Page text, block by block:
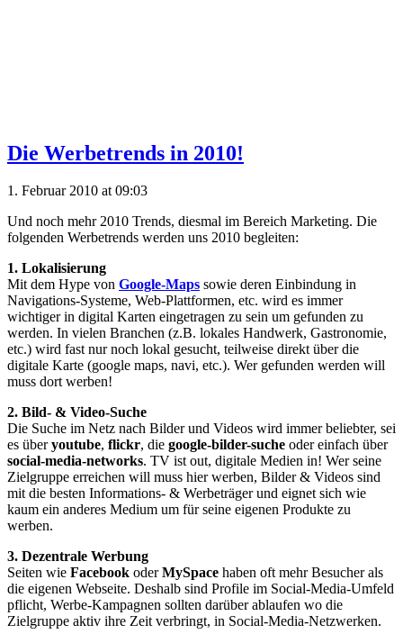
Die Werbetrends in 2010!
1. Februar 2010 at 09:03
Und noch mehr 2010 Trends, diesmal im Bereich Marketing. Die
folgenden Werbetrends werden uns 2010 begleiten:
1. Lokalisierung
Mit dem Hype von Google-Maps sowie deren Einbindung in
Navigations-Systeme, Web-Plattformen, etc. wird es immer
wichtiger in digital Karten eingetragen zu sein um gefunden zu
werden. In vielen Branchen (z.B. lokales Handwerk, Gastronomie,
etc.) wird fast nur noch lokal gesucht, teilweise direkt über die
digitale Karte (google maps, navi, etc.). Wer gefunden werden will
muss dort werben!
2. Bild- & Video-Suche
Die Suche im Netz nach Bilder und Videos wird immer beliebter, sei
es überyoutube, flickr, die google-bilder-suche oder einfach über
social-media-networks. TV ist out, digitale Medien in! Wer seine
Zielgruppe erreichen will muss hier werben, Bilder & Videos sind
mit die besten Informations- & Werbeträger und eignet sich wie
kaum ein anderes Medium um für seine eigenen Produkte zu
werben.
3. Dezentrale Werbung
Seiten wie Facebook oderMySpace haben oft mehr Besucher als
die eigenen Webseite. Deshalb sind Profile im Social-Media-Umfeld
pflicht, Werbe-Kampagnen sollten darüber ablaufen wo die
Zielgruppe aktiv ihre Zeit verbringt, in Social-Media-Netzwerken.